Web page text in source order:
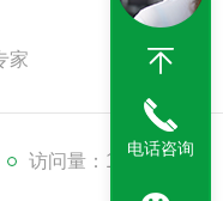
家
访问量：1207
电话咨询